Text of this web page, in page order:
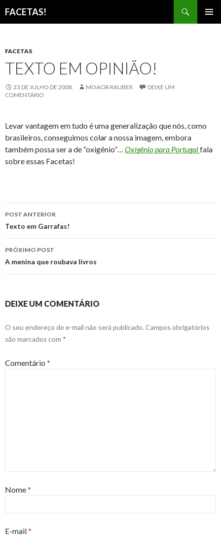
FACETAS!
CONTEÚDO
FACETAS
TEXTO EM OPINIÃO!
23 DE JULHO DE 2008 MOACIR RAUBER
DEIXE UM
COMENTÁRIO
Levar vantagem em tudo é uma generalização que nós, como
brasileiros, conseguimos colar a nossa imagem, embora
também possa ser a de “oxigênio”… Oxigênio para Portugalfala
sobre essas Facetas!
Navegação
de
posts
POST ANTERIOR
Texto em Garrafas!
PRÓXIMO POST
A menina que roubava livros
DEIXE UM COMENTÁRIO
O seu endereço de e-mail não será publicado. Campos obrigatórios
são marcados com *
Comentário *
Nome*
E-mail*